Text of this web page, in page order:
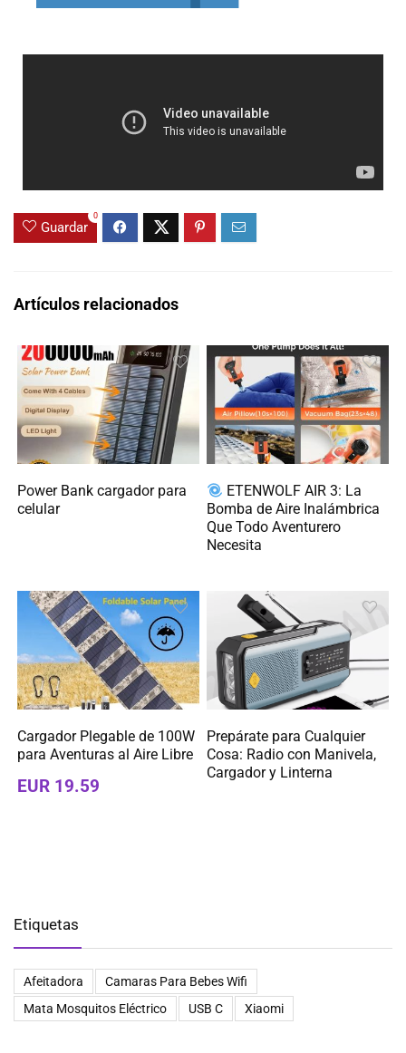
Guardar
0
Artículos relacionados
Power Bank cargador para
celular
ETENWOLF AIR 3: La
Bomba de Aire Inalámbrica
Que Todo Aventurero
Necesita
Cargador Plegable de 100W
para Aventuras al Aire Libre
EUR 19.59
Prepárate para Cualquier
Cosa: Radio con Manivela,
Cargador y Linterna
Etiquetas
Afeitadora
Camaras Para Bebes Wifi
Mata Mosquitos Eléctrico
USB C Xiaomi